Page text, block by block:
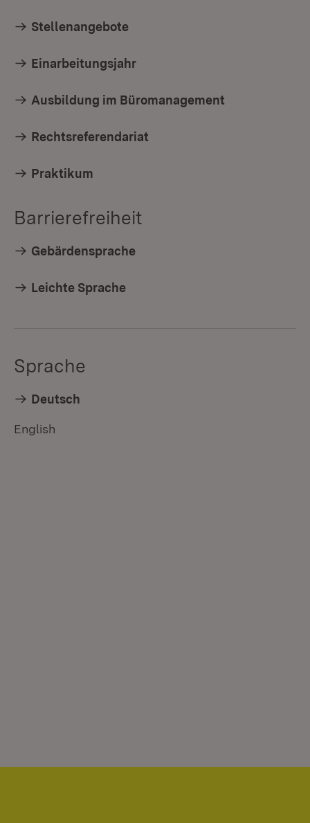
Stellenangebote
Einarbeitungsjahr
Ausbildung im Büromanagement
Rechtsreferendariat
Praktikum
Barrierefreiheit
Gebärdensprache
Leichte Sprache
Sprache
Deutsch
English